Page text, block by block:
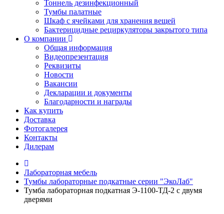
Тоннель дезинфекционный
Тумбы палатные
Шкаф с ячейками для хранения вещей
Бактерицидные рециркуляторы закрытого типа
О компании
Общая информация
Видеопрезентация
Реквизиты
Новости
Вакансии
Декларации и документы
Благодарности и награды
Как купить
Доставка
Фотогалерея
Контакты
Дилерам
Лабораторная мебель
Тумбы лабораторные подкатные серии "ЭкоЛаб"
Тумба лабораторная подкатная Э-1100-ТД-2 с двумя
дверями